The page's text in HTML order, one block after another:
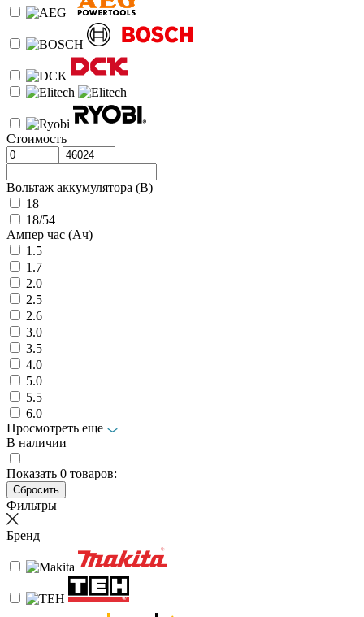
Стоимость
Вольтаж аккумулятора (В)
18
18/54
Ампер час (Ач)
1.5
1.7
2.0
2.5
2.6
3.0
3.5
4.0
5.0
5.5
6.0
Просмотреть еще
В наличии
Показать 0 товаров:
Фильтры
Бренд